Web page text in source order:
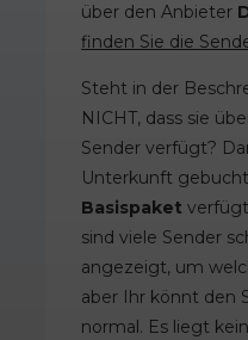
über den Anbieter
finden Sie die
Steht in der
NICHT, dass sie
Sender verfügt?
Unterkunft
Basispaket
sind viele Sender
angezeigt, um
aber Ihr könnt den
normal. Es liegt